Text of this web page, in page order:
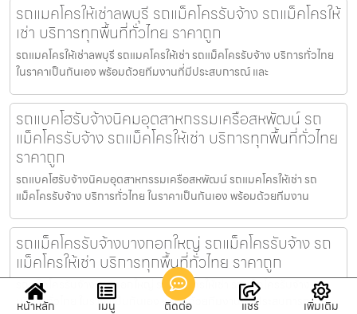
รถแมคโครให้เช่าลพบุรี รถแม็คโครรับจ้าง รถแม็คโครให้
เช่า บริการทุกพื้นที่ทั่วไทย ราคาถูก
รถแมคโครให้เช่าลพบุรี รถแมคโครให้เช่า รถแม็คโครรับจ้าง บริการทั่วไทย
ในราคาเป็นกันเอง พร้อมด้วยทีมงานที่มีประสบการณ์ และ
รถแบคโฮรับจ้างนิคมอุตสาหกรรมเครือสหพัฒน์ รถ
แม็คโครรับจ้าง รถแม็คโครให้เช่า บริการทุกพื้นที่ทั่วไทย
ราคาถูก
รถแบคโฮรับจ้างนิคมอุตสาหกรรมเครือสหพัฒน์ รถแมคโครให้เช่า รถ
แม็คโครรับจ้าง บริการทั่วไทย ในราคาเป็นกันเอง พร้อมด้วยทีมงาน
รถแม็คโครรับจ้างบางกอกใหญ่ รถแม็คโครรับจ้าง รถ
แม็คโครให้เช่า บริการทุกพื้นที่ทั่วไทย ราคาถูก
รถแม็คโครรับจ้างบางกอกใหญ่ รถแมคโครให้เช่า รถแม็คโครรับจ้าง
บริการทั่วไทย ในราคาเป็นกันเอง พร้อมด้วยทีมงานที่มีประสบการณ
หน้าหลัก เมนู ติดต่อ แชร์ เพิ่มเติม